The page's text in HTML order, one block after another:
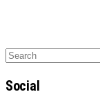
Search
Social